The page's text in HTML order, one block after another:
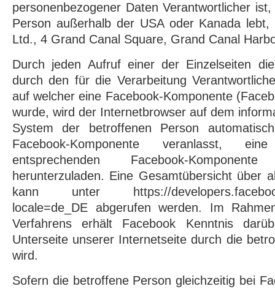
personenbezogener Daten Verantwortlicher
Person außerhalb der USA oder Kanada
Ltd., 4 Grand Canal Square, Grand Canal
Durch jeden Aufruf einer der Einzelseiten
durch den für die Verarbeitung
auf welcher eine Facebook-Komponente
wurde, wird der Internetbrowser auf dem
System der betroffenen Person
Facebook-Komponente veranlasst,
entsprechenden Facebook-
herunterzuladen. Eine Gesamtübersicht über
kann unter https://
locale=de_DE abgerufen werden. Im
Verfahrens erhält Facebook Kenntnis
Unterseite unserer Internetseite durch die
wird.
Sofern die betroffene Person gleichzeitig bei